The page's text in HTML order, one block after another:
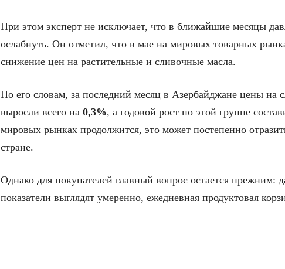
При этом эксперт не исключает, что в ближайшие месяцы
ослабнуть. Он отметил, что в мае на мировых товарных
снижение цен на растительные и сливочные масла.
По его словам, за последний месяц в Азербайджане цены на
выросли всего на 0,3%, а годовой рост по этой группе
мировых рынках продолжится, это может постепенно
стране.
Однако для покупателей главный вопрос остается прежним:
показатели выглядят умеренно, ежедневная продуктовая